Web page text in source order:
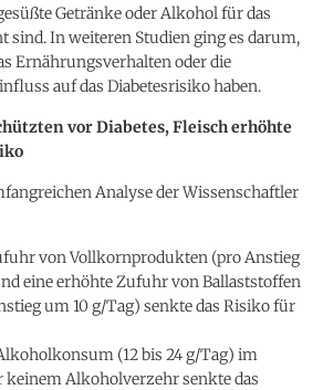
Getränke oder Alkohol für das
sind. In weiteren Studien ging es darum,
Ernährungsverhalten oder die
auf das Diabetesrisiko haben.
vor Diabetes, Fleisch erhöhte
Analyse der Wissenschaftler
von Vollkornprodukten (pro Anstieg
eine erhöhte Zufuhr von Ballaststoffen
um 10 g/Tag) senkte das Risiko für
(12 bis 24 g/Tag) im
keinem Alkoholverzehr senkte das